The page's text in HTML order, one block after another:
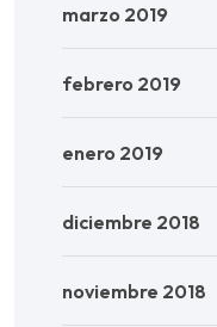
marzo 2019
febrero 2019
enero 2019
diciembre 2018
noviembre 2018